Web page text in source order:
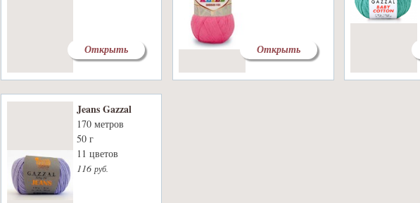
Открыть Открыть
Jeans Gazzal
170 метров
50 г
11 цветов
116руб.